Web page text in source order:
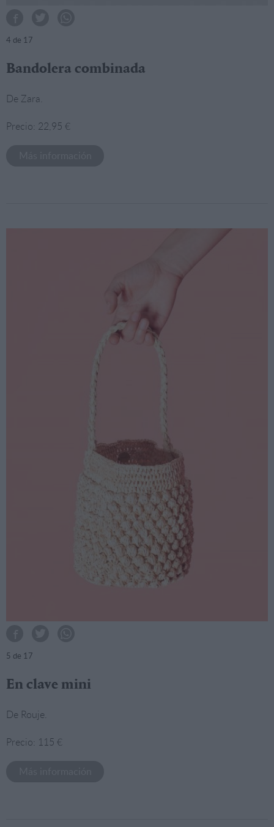
4 de 17
Bandolera combinada
De Zara.
Precio: 22,95 €
5 de 17
En clave mini
De Rouje.
Precio: 115 €